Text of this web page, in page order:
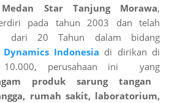
Star
Tanjung Morawa,
pada tahun 2003 dan telah
dari 20 Tahun dalam bidang
Dynamics Indonesia di dirikan di
perusahaan ini yang
produk sarung tangan
rumah sakit, laboratorium,